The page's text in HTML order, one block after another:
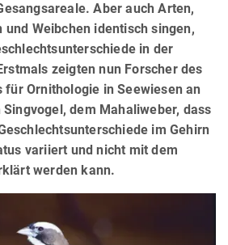
Aber auch Arten,
und Weibchen identisch singen,
in der
zeigten nun Forscher des
Ornithologie in Seewiesen an
dem Mahaliweber, dass
im Gehirn
variiert und nicht mit dem
werden kann.